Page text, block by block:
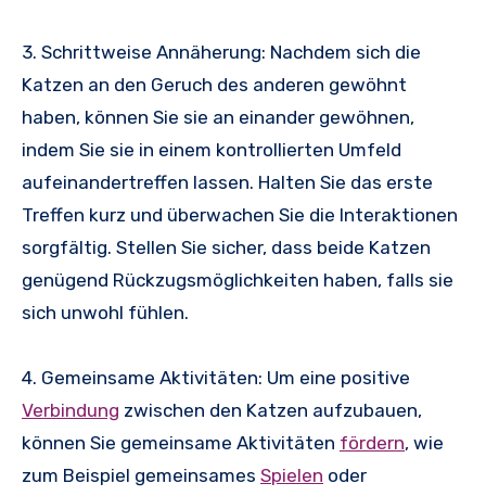
3. Schrittweise Annäherung: Nachdem sich die
Katzen an den Geruch des anderen gewöhnt
haben, können Sie sie an einander gewöhnen,
indem Sie sie in einem kontrollierten Umfeld
aufeinandertreffen lassen. Halten Sie das erste
Treffen kurz und überwachen Sie die Interaktionen
sorgfältig. Stellen Sie sicher, dass beide Katzen
genügend Rückzugsmöglichkeiten haben, falls sie
sich unwohl fühlen.
4. Gemeinsame Aktivitäten: Um eine positive
Verbindung zwischen den Katzen aufzubauen,
können Sie gemeinsame Aktivitäten fördern, wie
zum Beispiel gemeinsames Spielen oder